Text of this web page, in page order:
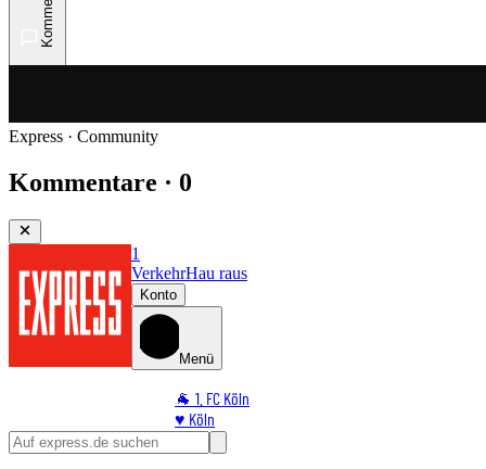
Express · Community
Kommentare · 0
1
VerkehrHau raus
Konto
Menü
🐐 1. FC Köln
♥️ Köln
⭐ Promi